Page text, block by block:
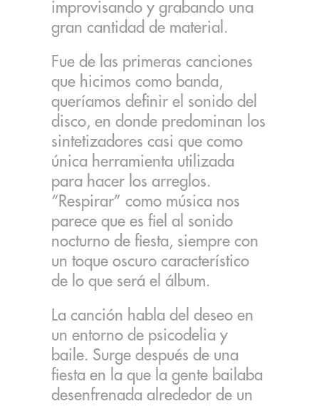
improvisando y grabando una
gran cantidad de material.
Fue de las primeras canciones
que hicimos como banda,
queríamos definir el sonido del
disco, en donde predominan los
sintetizadores casi que como
única herramienta utilizada
para hacer los arreglos.
“Respirar” como música nos
parece que es fiel al sonido
nocturno de fiesta, siempre con
un toque oscuro característico
de lo que será el álbum.
La canción habla del deseo en
un entorno de psicodelia y
baile. Surge después de una
fiesta en la que la gente bailaba
desenfrenada alrededor de un